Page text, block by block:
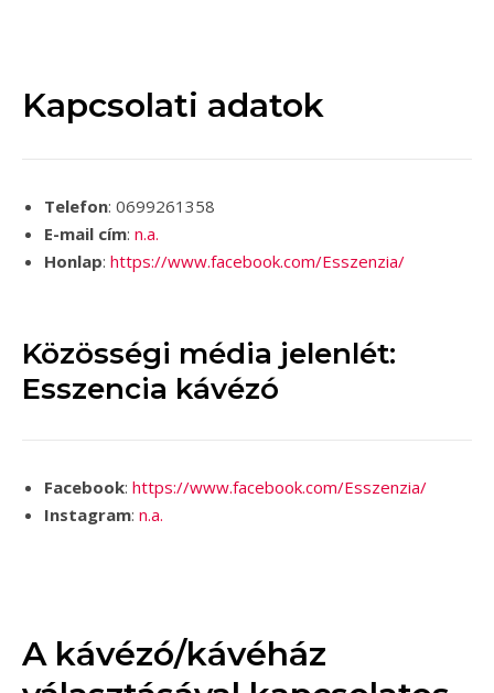
Kapcsolati adatok
Telefon: 0699261358
E-mail cím: n.a.
Honlap: https://www.facebook.com/Esszenzia/
Közösségi média jelenlét:
Esszencia kávézó
Facebook: https://www.facebook.com/Esszenzia/
Instagram: n.a.
A kávézó/kávéház